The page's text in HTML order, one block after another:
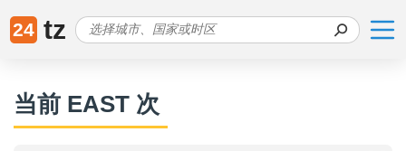
24 tz
当前 EAST 次